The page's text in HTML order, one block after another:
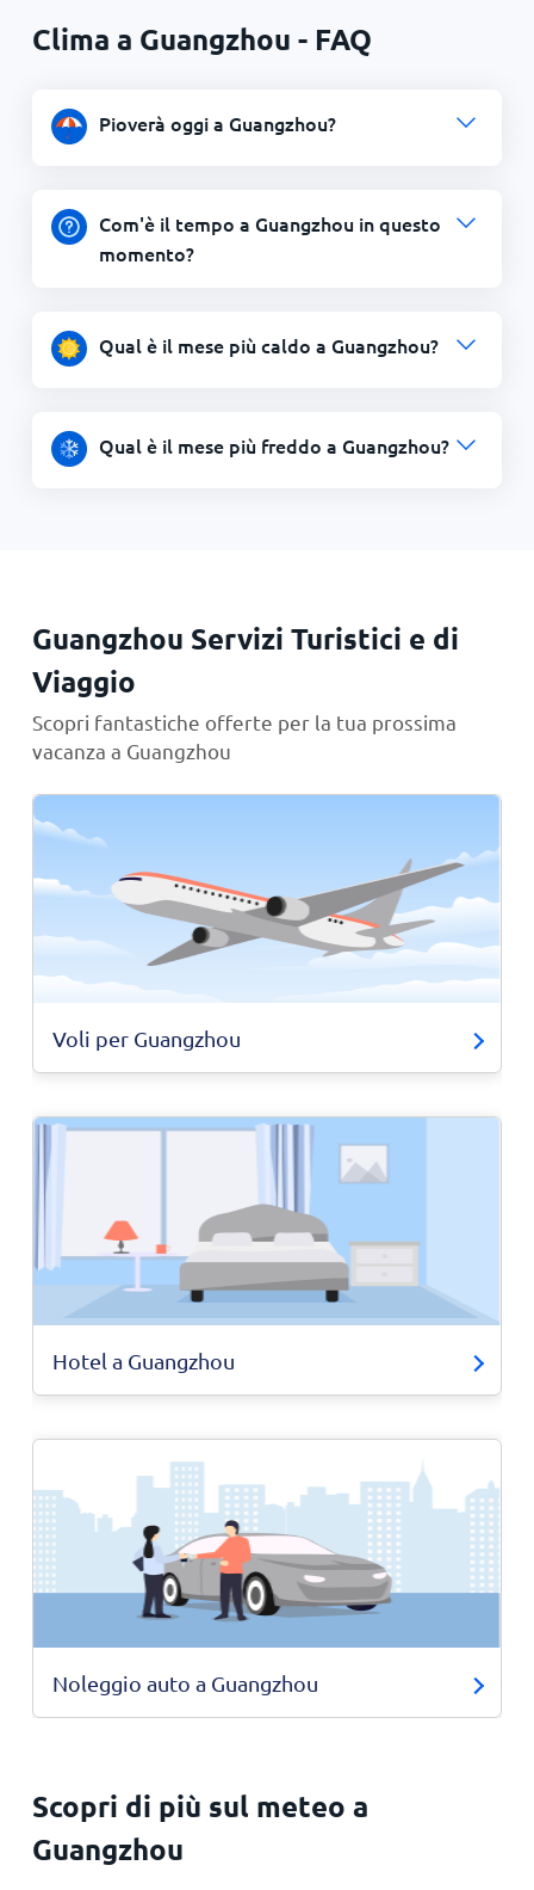
Clima a Guangzhou - FAQ
Pioverà oggi a Guangzhou?
Com'è il tempo a Guangzhou in questo
momento?
Qual è il mese più caldo a Guangzhou?
Qual è il mese più freddo a Guangzhou?
Guangzhou Servizi Turistici e di
Viaggio
Scopri fantastiche offerte per la tua prossima
vacanza a Guangzhou
Voli per Guangzhou
Hotel a Guangzhou
Noleggio auto a Guangzhou
Scopri di più sul meteo a
Guangzhou